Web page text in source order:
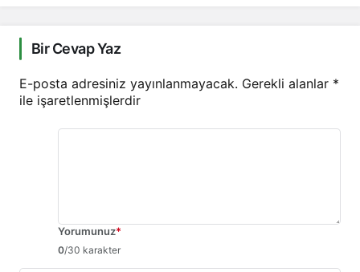
Bir Cevap Yaz
E-posta adresiniz yayınlanmayacak. Gerekli alanlar *
ile işaretlenmişlerdir
Yorumunuz*
0/30 karakter